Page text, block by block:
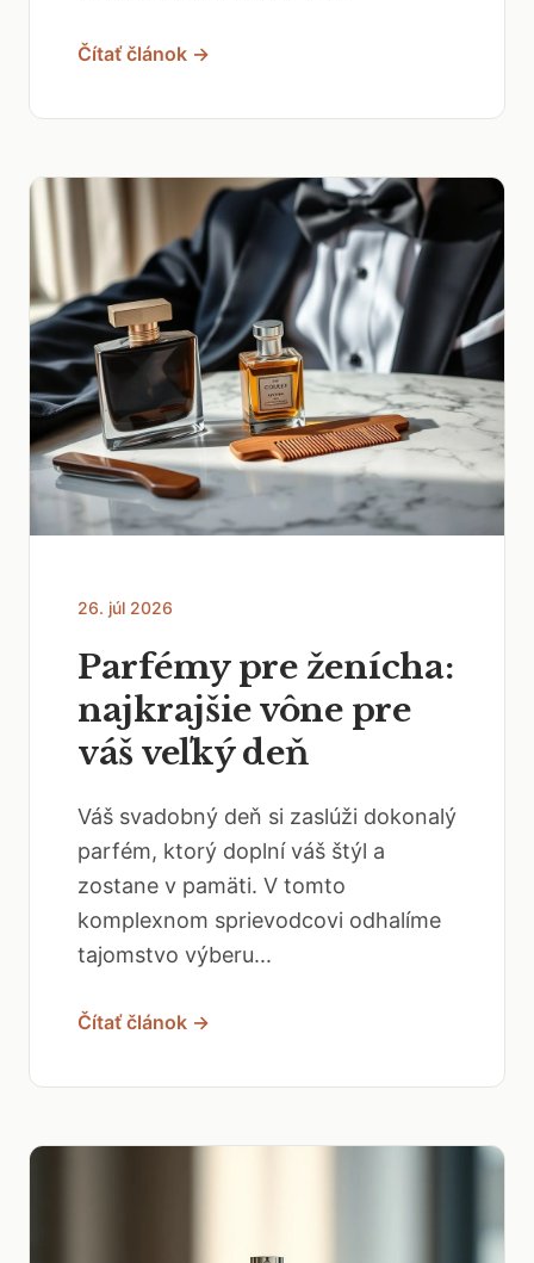
Čítať článok →
26. júl 2026
Parfémy pre ženícha:
najkrajšie vône pre
váš veľký deň
Váš svadobný deň si zaslúži dokonalý
parfém, ktorý doplní váš štýl a
zostane v pamäti. V tomto
komplexnom sprievodcovi odhalíme
tajomstvo výberu...
Čítať článok →